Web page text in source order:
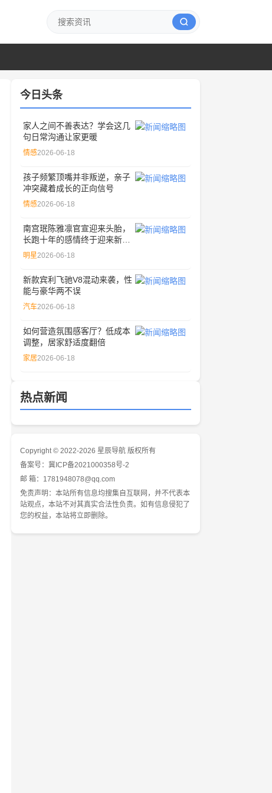
今日头条
家人之间不善表达？学会这几
句日常沟通让家更暖
情感2026-06-18
孩子频繁顶嘴并非叛逆，亲子
冲突藏着成长的正向信号
情感2026-06-18
南宫珉陈雅凛官宣迎来头胎，
长跑十年的感情终于迎来新成
员
明星2026-06-18
新款宾利飞驰V8混动来袭，性
能与豪华两不误
汽车2026-06-18
如何营造氛围感客厅？低成本
调整，居家舒适度翻倍
家居2026-06-18
热点新闻
Copyright © 2022-2026 星辰导航 版权所有
备案号： 冀ICP备2021000358号-2
邮 箱：1781948078@qq.com
免责声明：本站所有信息均搜集自互联网，并不代表本
站观点，本站不对其真实合法性负责。如有信息侵犯了
您的权益，本站将立即删除。